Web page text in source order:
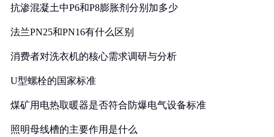
抗渗混凝土中P6和P8膨胀剂分别加多少
法兰PN25和PN16有什么区别
消费者对洗衣机的核心需求调研与分析
U型螺栓的国家标准
煤矿用电热取暖器是否符合防爆电气设备标准
照明母线槽的主要作用是什么